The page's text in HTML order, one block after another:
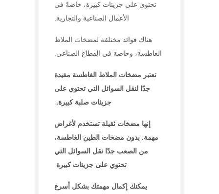
تحتوي على جزيئات كبيرة، خاصةً في
الأعمال الصناعية والتجارية.
هناك فوائد مختلفة لمضخات الملاط
الغاطسة، وخاصة في القطاع الصناعي.
تعتبر مضخات الملاط الغاطسة مفيدة
جدًا لنقل السوائل التي تحتوي على
جزيئات صلبة كبيرة.
إنها مضخات ثقيلة تستخدم لأغراض
مهمة. بدون مضخات الطين الغاطسة،
من الصعب جدًا نقل السوائل التي
تحتوي على جزيئات كبيرة
يمكنك إكمال مهمتك بشكل أسرع